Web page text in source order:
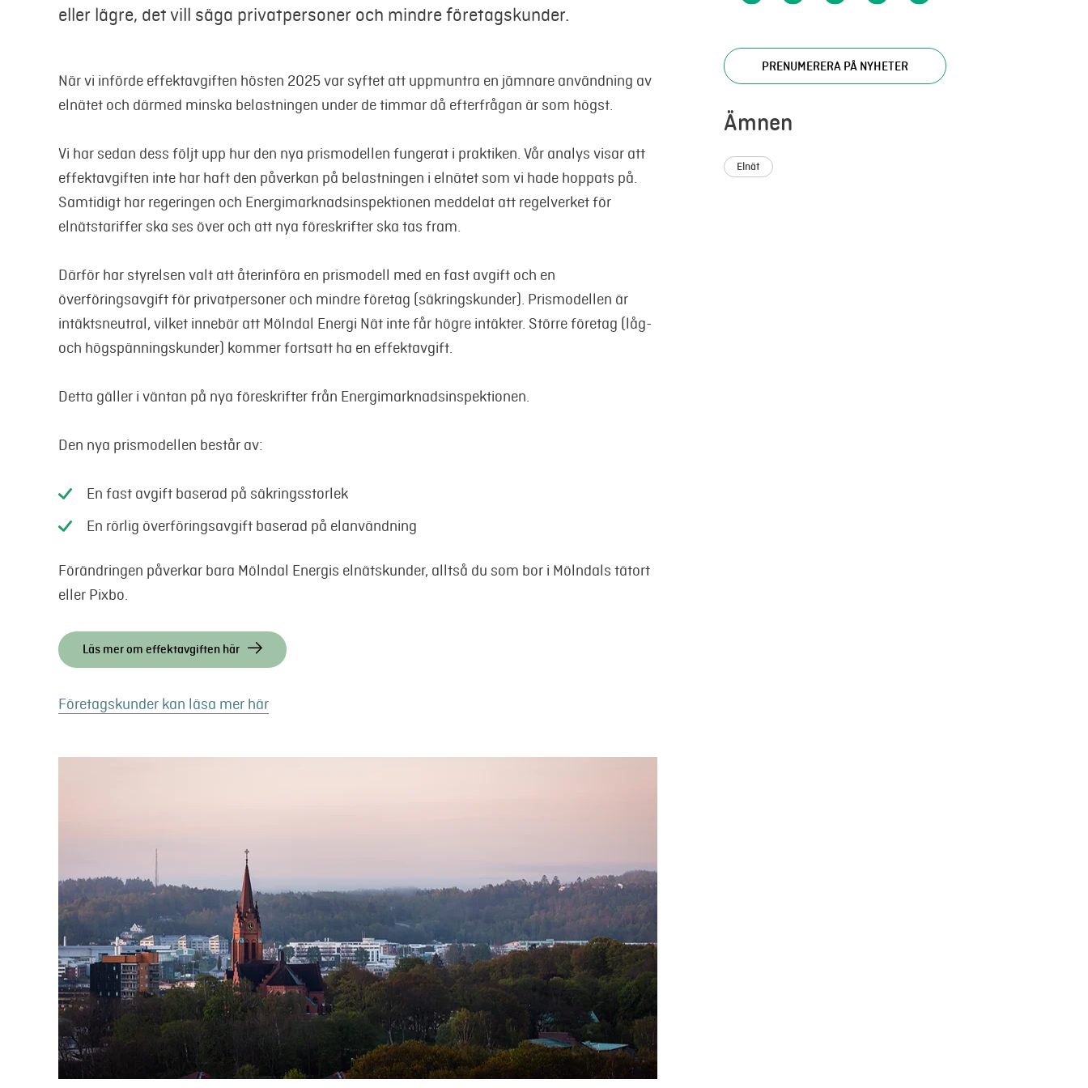
eller lägre, det vill säga privatpersoner och mindre företagskunder.
När vi införde effektavgiften hösten 2025 var syftet att uppmuntra en jämnare användning av
elnätet och därmed minska belastningen under de timmar då efterfrågan är som högst.
Vi har sedan dess följt upp hur den nya prismodellen fungerat i praktiken. Vår analys visar att
effektavgiften inte har haft den påverkan på belastningen i elnätet som vi hade hoppats på.
Samtidigt har regeringen och Energimarknadsinspektionen meddelat att regelverket för
elnätstariffer ska ses över och att nya föreskrifter ska tas fram.
Därför har styrelsen valt att återinföra en prismodell med en fast avgift och en
överföringsavgift för privatpersoner och mindre företag (säkringskunder). Prismodellen är
intäktsneutral, vilket innebär att Mölndal Energi Nät inte får högre intäkter. Större företag (låg-
och högspänningskunder) kommer fortsatt ha en effektavgift.
Detta gäller i väntan på nya föreskrifter från Energimarknadsinspektionen.
Den nya prismodellen består av:
En fast avgift baserad på säkringsstorlek
En rörlig överföringsavgift baserad på elanvändning
Förändringen påverkar bara Mölndal Energis elnätskunder, alltså du som bor i Mölndals tätort
eller Pixbo.
Läs mer om effektavgiften här
Företagskunder kan läsa mer här
PRENUMERERA PÅ NYHETER
Ämnen
Elnät